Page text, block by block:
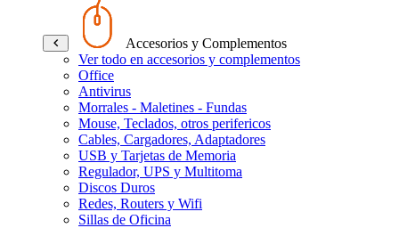
Accesorios y Complementos
Ver todo en accesorios y complementos
Office
Antivirus
Morrales - Maletines - Fundas
Mouse, Teclados, otros perifericos
Cables, Cargadores, Adaptadores
USB y Tarjetas de Memoria
Regulador, UPS y Multitoma
Discos Duros
Redes, Routers y Wifi
Sillas de Oficina